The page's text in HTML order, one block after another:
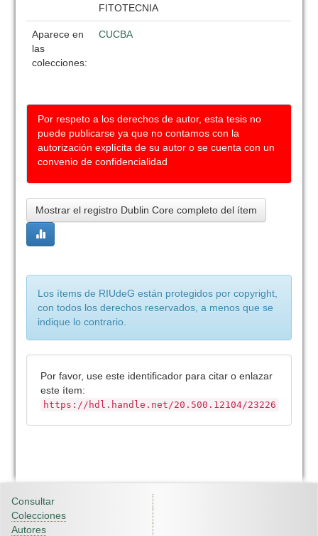
FITOTECNIA
Aparece en
las
colecciones:
CUCBA
Por respeto a los derechos de autor, esta tesis no
puede publicarse ya que no contamos con la
autorización explícita de su autor o se cuenta con un
convenio de confidencialidad
Mostrar el registro Dublin Core completo del ítem
Los ítems de RIUdeG están protegidos por copyright,
con todos los derechos reservados, a menos que se
indique lo contrario.
Por favor, use este identificador para citar o enlazar
este ítem:
https://hdl.handle.net/20.500.12104/23226
Consultar
Colecciones
Autores